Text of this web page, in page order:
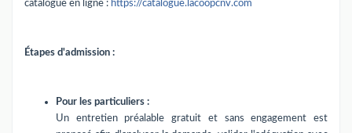
catalogue en ligne : https://catalogue.lacoopcnv.com
Étapes d'admission :
Pour les particuliers :
Un entretien préalable gratuit et sans engagement est